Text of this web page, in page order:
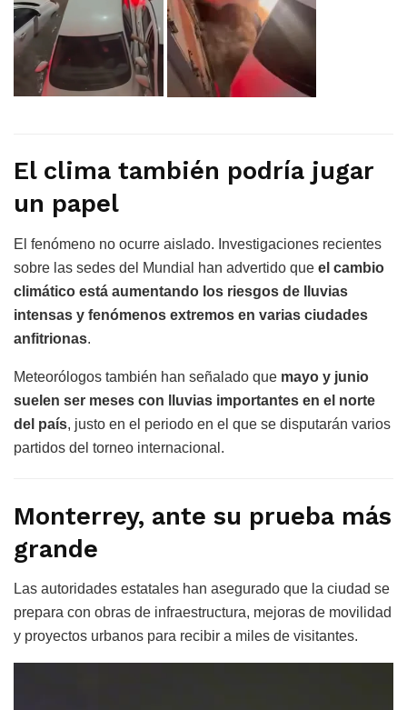
El clima también podría jugar
un papel
El fenómeno no ocurre aislado. Investigaciones recientes
sobre las sedes del Mundial han advertido que el cambio
climático está aumentando los riesgos de lluvias
intensas y fenómenos extremos en varias ciudades
anfitrionas.
Meteorólogos también han señalado que mayo y junio
suelen ser meses con lluvias importantes en el norte
del país, justo en el periodo en el que se disputarán varios
partidos del torneo internacional.
Monterrey, ante su prueba más
grande
Las autoridades estatales han asegurado que la ciudad se
prepara con obras de infraestructura, mejoras de movilidad
y proyectos urbanos para recibir a miles de visitantes.